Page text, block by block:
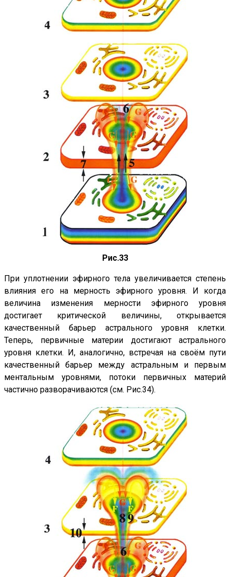
Рис.33
При уплотнении эфирного тела увеличивается степень
влияния его на мерность эфирного уровня. И когда
величина изменения мерности эфирного уровня
достигает критической величины, открывается
качественный барьер астрального уровня клетки.
Теперь, первичные материи достигают астрального
уровня клетки. И, аналогично, встречая на своём пути
качественный барьер между астральным и первым
ментальным уровнями, потоки первичных материй
частично разворачиваются (см. Рис.34).